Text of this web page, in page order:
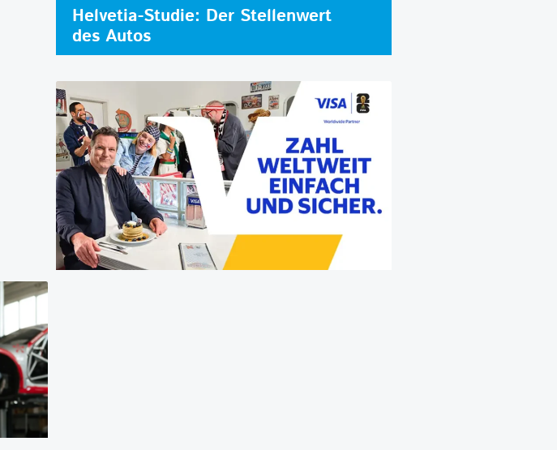
Helvetia-Studie: Der Stellenwert
des Autos